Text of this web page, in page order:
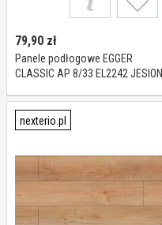
79,90 zł
Panele podłogowe EGGER
CLASSIC AP 8/33 EL2242 JESION
nexterio.pl